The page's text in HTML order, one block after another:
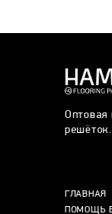
Оптовая
ГЛАВНАЯ
ПОМОЩЬ